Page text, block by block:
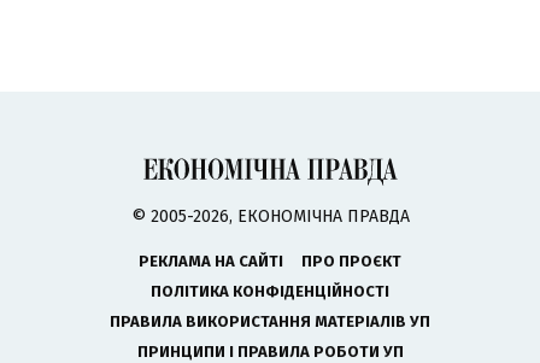
© 2005-2026, ЕКОНОМІЧНА ПРАВДА
РЕКЛАМА НА САЙТІ
ПРО ПРОЄКТ
ПОЛІТИКА КОНФІДЕНЦІЙНОСТІ
ПРАВИЛА ВИКОРИСТАННЯ МАТЕРІАЛІВ УП
ПРИНЦИПИ І ПРАВИЛА РОБОТИ УП